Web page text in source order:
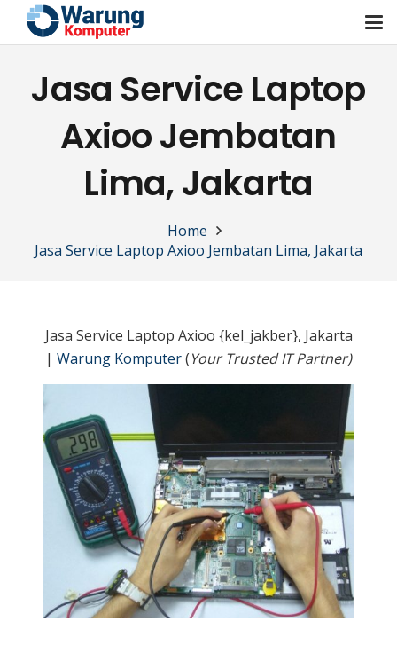
Jasa Service Laptop
Axioo Jembatan
Lima, Jakarta
Home
Jasa Service Laptop Axioo Jembatan Lima, Jakarta
Jasa Service Laptop Axioo {kel_jakber}, Jakarta
| Warung Komputer(Your Trusted IT Partner)